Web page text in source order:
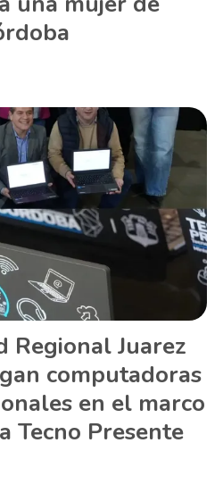
Regional Juarez
computadoras
en el marco
Tecno Presente